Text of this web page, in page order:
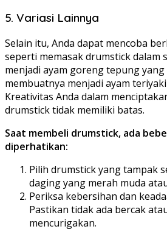
5. Variasi Lainnya
Selain itu, Anda dapat mencoba
seperti memasak drumstick dalam
menjadi ayam goreng tepung
membuatnya menjadi ayam
Kreativitas Anda dalam
drumstick tidak memiliki batas.
Saat membeli drumstick, ada
diperhatikan:
Pilih drumstick yang tampak
daging yang merah muda
Periksa kebersihan dan
Pastikan tidak ada bercak
mencurigakan.